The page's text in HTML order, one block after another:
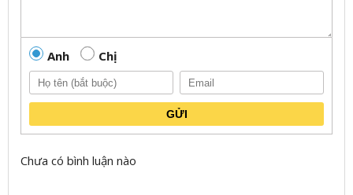
Anh Chị
GỬI
Chưa có bình luận nào